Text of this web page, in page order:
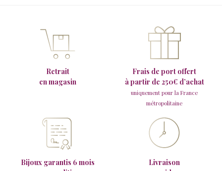
Retrait
en magasin
Frais de port offert
à partir de 250€ d’achat
uniquement pour la France
métropolitaine
Bijoux garantis 6 mois
Livraison